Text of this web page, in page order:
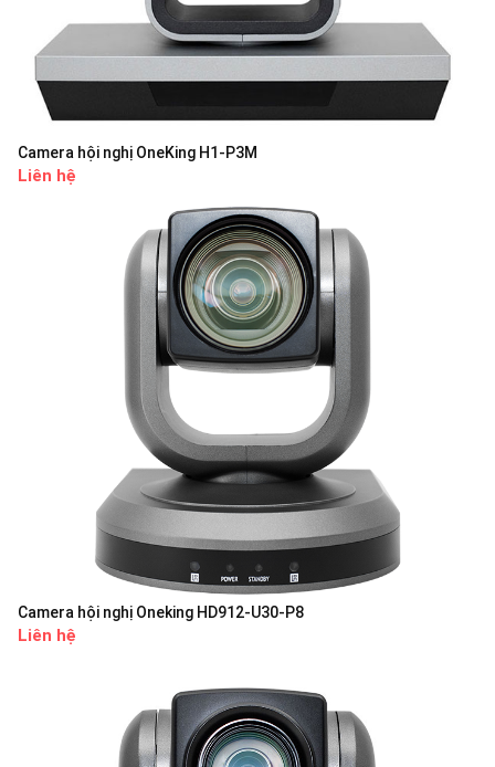
Camera hội nghị OneKing H1-P3M
Liên hệ
Camera hội nghị Oneking HD912-U30-P8
Liên hệ